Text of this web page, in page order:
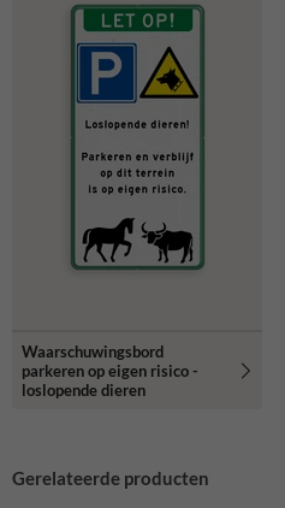
Waarschuwingsbord
parkeren op eigen risico -
loslopende dieren
Gerelateerde producten